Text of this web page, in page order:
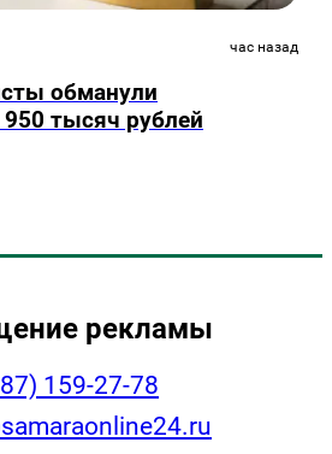
час назад
обманули
тысяч рублей
рекламы
159-27-78